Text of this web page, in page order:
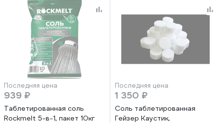
Последняя цена
939 ₽
Таблетированная соль
Rockmelt 5-в-1, пакет 10кг
Последняя цена
1 350 ₽
Соль таблетированная
Гейзер Каустик,